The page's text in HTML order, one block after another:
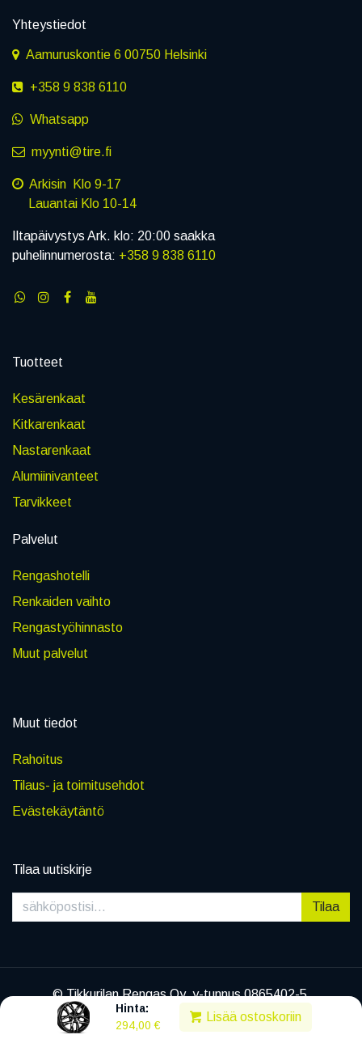
Hinta:
294,00 €
Lisää ostoskoriin
Yhteystiedot
Aamuruskontie 6 00750 Helsinki
+358 9 838 6110
Whatsapp
myynti@tire.fi
Arkisin Klo 9-17
Lauantai Klo 10-14
Iltapäivystys Ark. klo: 20:00 saakka
puhelinnumerosta: +358 9 838 6110
Tuotteet
Kesärenkaat
Kitkarenkaat
Nastarenkaat
Alumiinivanteet
Tarvikkeet
Palvelut
Rengashotelli
Renkaiden vaihto
Rengastyöhinnasto
Muut palvelut
Muut tiedot
Rahoitus
Tilaus- ja toimitusehdot
Evästekäytäntö
Tilaa uutiskirje
Tilaa
© Tikkurilan Rengas Oy, y-tunnus 0865402-5
|Tietosuojaseloste